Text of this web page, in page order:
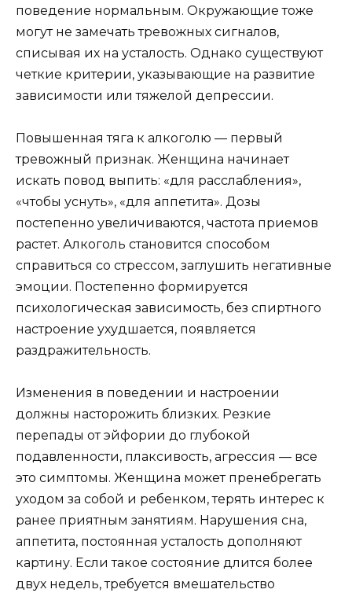
поведение нормальным. Окружающие тоже
могут не замечать тревожных сигналов,
списывая их на усталость. Однако существуют
четкие критерии, указывающие на развитие
зависимости или тяжелой депрессии.
Повышенная тяга к алкоголю — первый
тревожный признак. Женщина начинает
искать повод выпить: «для расслабления»,
«чтобы уснуть», «для аппетита». Дозы
постепенно увеличиваются, частота приемов
растет. Алкоголь становится способом
справиться со стрессом, заглушить негативные
эмоции. Постепенно формируется
психологическая зависимость, без спиртного
настроение ухудшается, появляется
раздражительность.
Изменения в поведении и настроении
должны насторожить близких. Резкие
перепады от эйфории до глубокой
подавленности, плаксивость, агрессия — все
это симптомы. Женщина может пренебрегать
уходом за собой и ребенком, терять интерес к
ранее приятным занятиям. Нарушения сна,
аппетита, постоянная усталость дополняют
картину. Если такое состояние длится более
двух недель, требуется вмешательство